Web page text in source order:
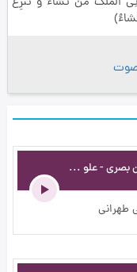
صوت
عزت و علو پروردگار متعال‏ - عنوان بصری - علو وعزت - ج110
طهرانی